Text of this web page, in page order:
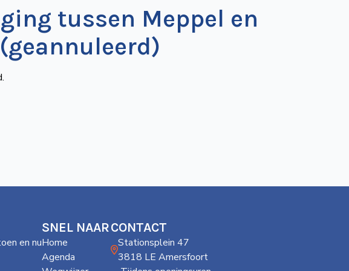
tussen Meppel en
en nu
SNEL NAAR
Home
Agenda
CONTACT
Stationsplein 47
3818 LE Amersfoort